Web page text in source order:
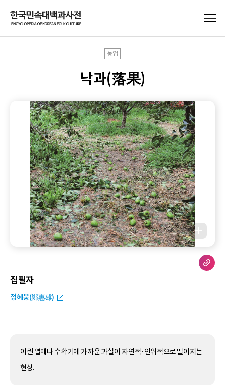
농업
낙과(落果)
집필자
정혜웅(鄭惠雄)
어린 열매나 수확기에 가까운 과실이 자연적·인위적으로 떨어지는
현상.